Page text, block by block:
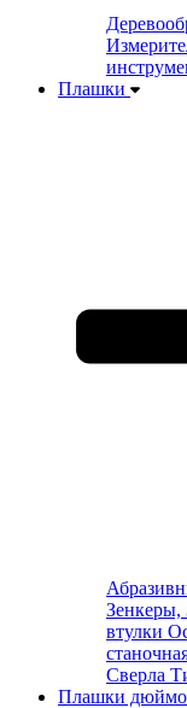
Плашки
Зенкеры,
втулки
Сверла
Плашки